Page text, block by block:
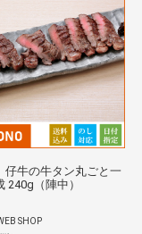
仔牛の牛タン丸ごと一
240g（陣中）
SHOP